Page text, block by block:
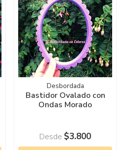
Desbordada
Bastidor Ovalado con
Ondas Morado
Desde $3.800